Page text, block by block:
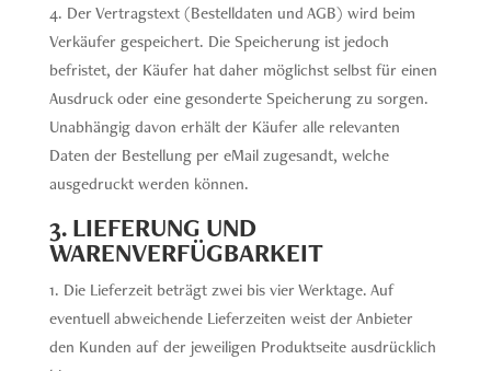
Der Vertragstext (Bestelldaten und AGB) wird beim
Verkäufer gespeichert. Die Speicherung ist jedoch
befristet, der Käufer hat daher möglichst selbst für einen
Ausdruck oder eine gesonderte Speicherung zu sorgen.
Unabhängig davon erhält der Käufer alle relevanten
Daten der Bestellung per eMail zugesandt, welche
ausgedruckt werden können.
3. LIEFERUNG UND
WARENVERFÜGBARKEIT
Die Lieferzeit beträgt zwei bis vier Werktage. Auf
eventuell abweichende Lieferzeiten weist der Anbieter
den Kunden auf der jeweiligen Produktseite ausdrücklich